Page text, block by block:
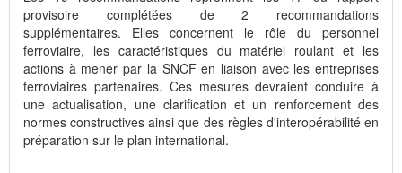
provisoire complétées de 2 recommandations
supplémentaires. Elles concernent le rôle du personnel
ferroviaire, les caractéristiques du matériel roulant et les
actions à mener par la SNCF en liaison avec les entreprises
ferroviaires partenaires. Ces mesures devraient conduire à
une actualisation, une clarification et un renforcement des
normes constructives ainsi que des règles d'interopérabilité en
préparation sur le plan international.